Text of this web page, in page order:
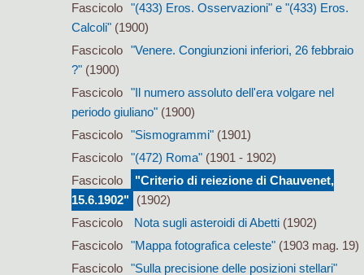
Fascicolo
"(433) Eros. Osservazioni" e "(433) Eros.
Calcoli"(1900)
Fascicolo
"Venere. Congiunzioni inferiori, 26 febbraio
?"(1900)
Fascicolo
"Il numero assoluto dell'era volgare nel
periodo giuliano"(1900)
Fascicolo
"Sismogrammi"(1901)
Fascicolo
"(472) Roma"(1901 - 1902)
Fascicolo
"Criterio di reiezione di Chauvenet,
15.6.1902"
(1902)
Fascicolo
Nota sugli asteroidi di Abetti(1902)
Fascicolo
"Mappa fotografica celeste"(1903 mag. 19)
Fascicolo
"Sulla precisione delle posizioni stellari"